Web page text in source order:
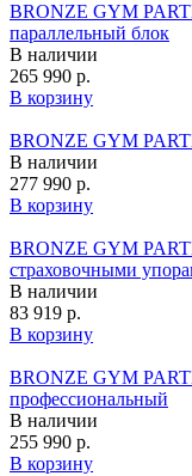
BRONZE GYM
параллельный блок
В наличии
265 990 р.
В корзину
BRONZE GYM
В наличии
277 990 р.
В корзину
BRONZE GYM
страховочными
В наличии
83 919 р.
В корзину
BRONZE GYM
профессиональный
В наличии
255 990 р.
В корзину